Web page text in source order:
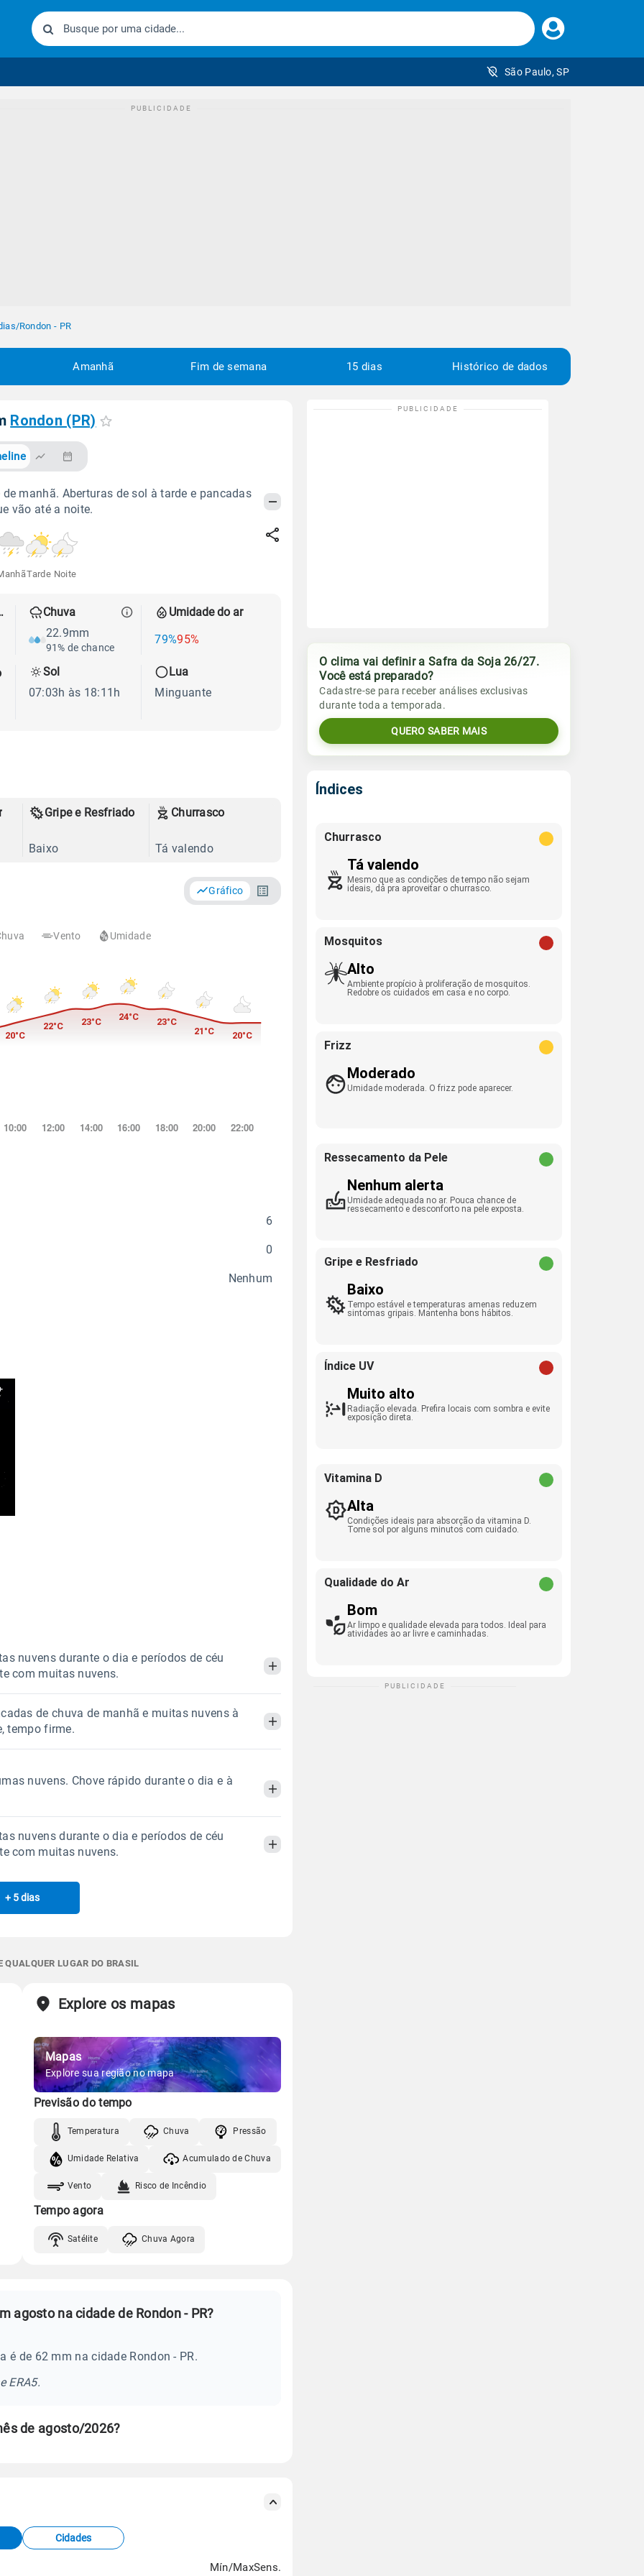
Faça
seu
São Paulo, SP
/Rondon - PR
Amanhã Fim de semana 15 dias Histórico de dados
Rondon (PR)
manhã. Aberturas de sol à tarde e pancadas
vão até a noite.
Tarde Noite
Chuva
22.9mm
91% de chance
Umidade do ar
79%95%
Sol
07:03h às 18:11h
Lua
Minguante
Gripe e Resfriado
Baixo
Churrasco
Tá valendo
Gráfico
Vento Umidade
6
0
Nenhum
nuvens durante o dia e períodos de céu
com muitas nuvens.
Manhã Tarde
0.0mm
66%96%
07:02h às 18:11h
Minguante
de chuva de manhã e muitas nuvens à
tempo firme.
Tarde Noite
Chuva
0.7mm
48% de chance
Umidade do ar
07:01h às 18:11h
nuvens. Chove rápido durante o dia e à
Noite
Chuva
07:01h às 18:12h
Vento Umidade
nuvens durante o dia e períodos de céu
com muitas nuvens.
ManhãTarde
0.0mm
07:00h às 18:12h
Minguante
Gráfico
Vento Umidade
+ 5 dias
QUALQUER LUGAR DO BRASIL
Explore os mapas
Mapas
Explore sua região no mapa
Previsão do tempo
Temperatura Chuva Pressão
Umidade Relativa Acumulado de Chuva
Vento Risco de Incêndio
Tempo agora
Satélite Chuva Agora
agosto na cidade de Rondon - PR?
é de 62 mm na cidade Rondon - PR.
ERA5.
de agosto/2026?
Cidades
Mín/MaxSens.
O clima vai definir a Safra da Soja 26/27.
Você está preparado?
Cadastre-se para receber análises exclusivas
durante toda a temporada.
QUERO SABER MAIS
Índices
Churrasco
Tá valendo
Mesmo que as condições de tempo não sejam
ideais, dá pra aproveitar o churrasco.
Mosquitos
Alto
Ambiente propício à proliferação de mosquitos.
Redobre os cuidados em casa e no corpo.
Frizz
Moderado
Umidade moderada. O frizz pode aparecer.
Ressecamento da Pele
Nenhum alerta
Umidade adequada no ar. Pouca chance de
ressecamento e desconforto na pele exposta.
Gripe e Resfriado
Baixo
Tempo estável e temperaturas amenas reduzem
sintomas gripais. Mantenha bons hábitos.
Índice UV
Muito alto
Radiação elevada. Prefira locais com sombra e evite
exposição direta.
Vitamina D
Alta
Condições ideais para absorção da vitamina D.
Tome sol por alguns minutos com cuidado.
Qualidade do Ar
Bom
Ar limpo e qualidade elevada para todos. Ideal para
atividades ao ar livre e caminhadas.